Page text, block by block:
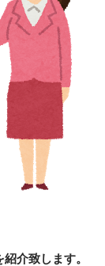
介致します。